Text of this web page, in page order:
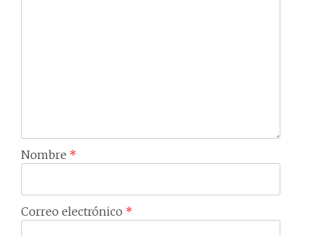
Nombre *
Correo electrónico *